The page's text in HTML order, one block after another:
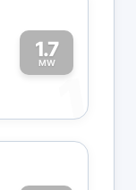
1.7
MW
1